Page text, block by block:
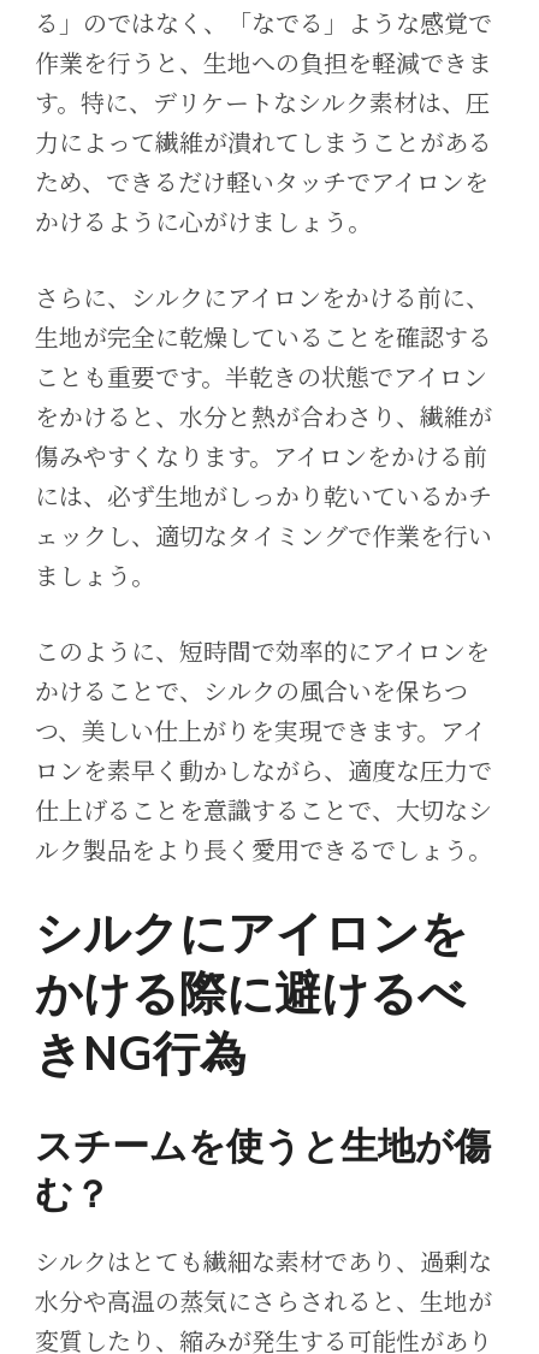
る」のではなく、「なでる」ような感覚で
作業を行うと、生地への負担を軽減できま
す。特に、デリケートなシルク素材は、圧
力によって繊維が潰れてしまうことがある
ため、できるだけ軽いタッチでアイロンを
かけるように心がけましょう。
さらに、シルクにアイロンをかける前に、
生地が完全に乾燥していることを確認する
ことも重要です。半乾きの状態でアイロン
をかけると、水分と熱が合わさり、繊維が
傷みやすくなります。アイロンをかける前
には、必ず生地がしっかり乾いているかチ
ェックし、適切なタイミングで作業を行い
ましょう。
このように、短時間で効率的にアイロンを
かけることで、シルクの風合いを保ちつ
つ、美しい仕上がりを実現できます。アイ
ロンを素早く動かしながら、適度な圧力で
仕上げることを意識することで、大切なシ
ルク製品をより長く愛用できるでしょう。
シルクにアイロンを
かける際に避けるべ
きNG行為
スチームを使うと生地が傷
む？
シルクはとても繊細な素材であり、過剰な
水分や高温の蒸気にさらされると、生地が
変質したり、縮みが発生する可能性があり